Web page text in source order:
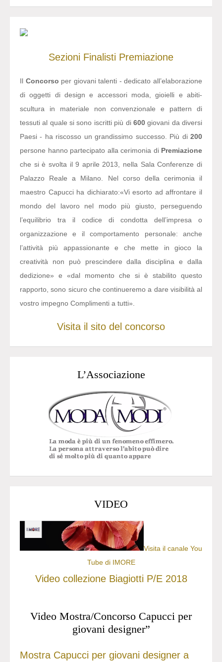
Sezioni Finalisti Premiazione
Il Concorso per giovani talenti - dedicato all’elaborazione
di oggetti di design e accessori moda, gioielli e abiti-
scultura in materiale non convenzionale e pattern di
tessuti al quale si sono iscritti più di 600giovani da diversi
Paesi - ha riscosso un grandissimo successo. Più di 200
persone hanno partecipato alla cerimonia di Premiazione
che si è svolta il 9 aprile 2013, nella Sala Conferenze di
Palazzo Reale a Milano. Nel corso della cerimonia il
maestro Capucci ha dichiarato:«Vi esorto ad affrontare il
mondo del lavoro nel modo più giusto, perseguendo
l’equilibrio tra il codice di condotta dell’impresa o
organizzazione e il comportamento personale: anche
l’attività più appassionante e che mette in gioco la
creatività non può prescindere dalla disciplina e dalla
dedizione» e «dal momento che si è stabilito questo
rapporto, sono sicuro che continueremo a dare visibilità al
vostro impegno Complimenti a tutti».
Visita il sito del concorso
L’Associazione
VIDEO
Visita il canale You
Tube di IMORE
Video collezione Biagiotti P/E 2018
Video Mostra/Concorso Capucci per
giovani designer”
Mostra Capucci per giovani designer a